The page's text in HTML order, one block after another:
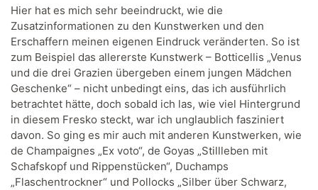
Hier hat es mich sehr beeindruckt, wie die
Zusatzinformationen zu den Kunstwerken und den
Erschaffern meinen eigenen Eindruck veränderten. So ist
zum Beispiel das allererste Kunstwerk – Botticellis „Venus
und die drei Grazien übergeben einem jungen Mädchen
Geschenke“ – nicht unbedingt eins, das ich ausführlich
betrachtet hätte, doch sobald ich las, wie viel Hintergrund
in diesem Fresko steckt, war ich unglaublich fasziniert
davon. So ging es mir auch mit anderen Kunstwerken, wie
de Champaignes „Ex voto“, de Goyas „Stillleben mit
Schafskopf und Rippenstücken“, Duchamps
„Flaschentrockner“ und Pollocks „Silber über Schwarz,